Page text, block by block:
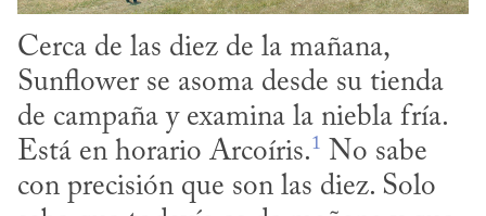
Cerca de las diez de la mañana,
Sunflower se asoma desde su tienda
de campaña y examina la niebla fría.
Está en horario Arcoíris.1 No sabe
con precisión que son las diez. Solo